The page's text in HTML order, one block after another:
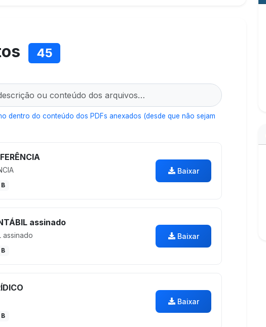
45
dentro do conteúdo dos PDFs anexados (desde que não sejam
Baixar
assinado
assinado
Baixar
Baixar